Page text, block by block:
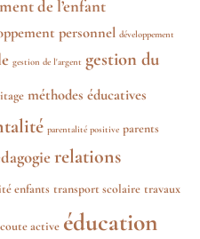
de l’enfant
personnel développement
gestion de l'argent gestion du
méthodes éducatives
parentalité positive parents
relations
enfants transport scolaire travaux
active éducation